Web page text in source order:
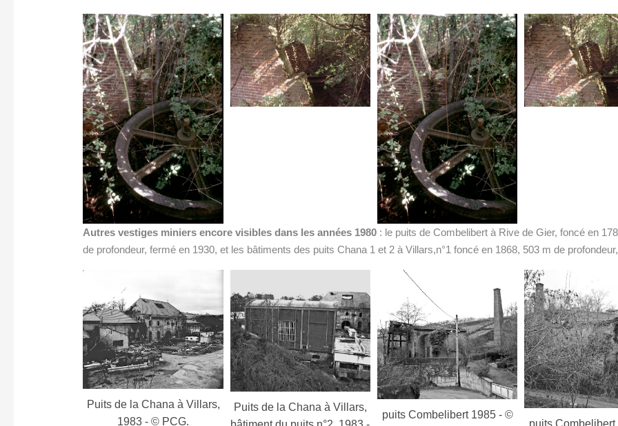
Autres vestiges miniers encore visibles dans les années 1980 : le puits de Combelibert à Rive de Gier, foncé en
de profondeur, fermé en 1930, et les bâtiments des puits Chana 1 et 2 à Villars,n°1 foncé en 1868, 503 m de
Puits de la Chana à Villars,
puits Combelibert 1985 - © puits